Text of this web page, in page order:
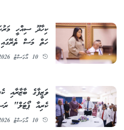
ކިހާދޫ ސިއްހީ
ހަތް މަސް
10 އޯގަސްޓު 2026 - 10:46
ވަޒީފާގެ ބާޒާރާއި
ކެރިއާ ޕޯޓަލް"
10 އޯގަސްޓު 2026 - 10:39